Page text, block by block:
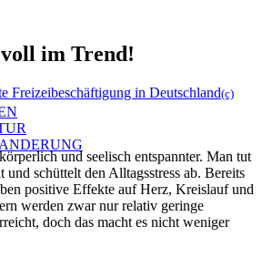
im Trend!
(c)
und seelisch entspannter. Man tut
und schüttelt den Alltagsstress ab. Bereits
positive Effekte auf Herz, Kreislauf und
werden zwar nur relativ geringe
doch das macht es nicht weniger